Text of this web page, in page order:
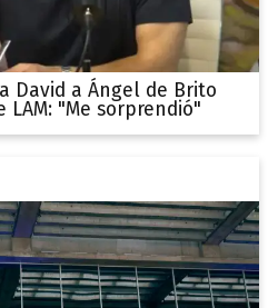
David a Ángel de Brito
"Me sorprendió"